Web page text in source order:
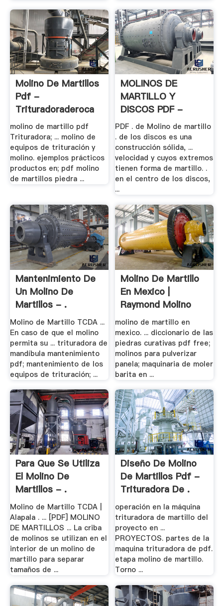
Molino De Martillos
Pdf -
Trituradoraderoca
molino de martillo pdf
Trituradora; ... molino de
equipos de trituración y
molino. ejemplos prácticos
productos en; pdf molino
de martillos piedra ...
MOLINOS DE
MARTILLO Y
DISCOS PDF -
Crusher .
PDF . de Molino de martillo
. de los discos es una
construcción sólida, ...
velocidad y cuyos extremos
tienen forma de martillo. .
en el centro de los discos,
...
Mantenimiento De
Un Molino De
Martillos - .
Molino de Martillo TCDA ...
En caso de que el molino
permita su ... trituradora de
mandíbula mantenimiento
pdf; mantenimiento de los
equipos de trituración; ...
Molino De Martillo
En Mexico |
Raymond Molino
molino de martillo en
mexico. ... diccionario de las
piedras curativas pdf free;
molinos para pulverizar
panela; maquinaria de moler
barita en ...
Para Que Se Utiliza
El Molino De
Martillos - .
Molino de Martillo TCDA |
Alapala . ... [PDF] MOLINO
DE MARTILLOS ... La criba
de molinos se utilizan en el
interior de un molino de
martillo para separar
tamaños de ...
Diseño De Molino
De Martillos Pdf -
Trituradora De .
operación en la máquina
trituradora de martillo del
proyecto en ...
PROYECTOS. partes de la
maquina trituradora de pdf.
etapa molino de martillo.
Torno ...